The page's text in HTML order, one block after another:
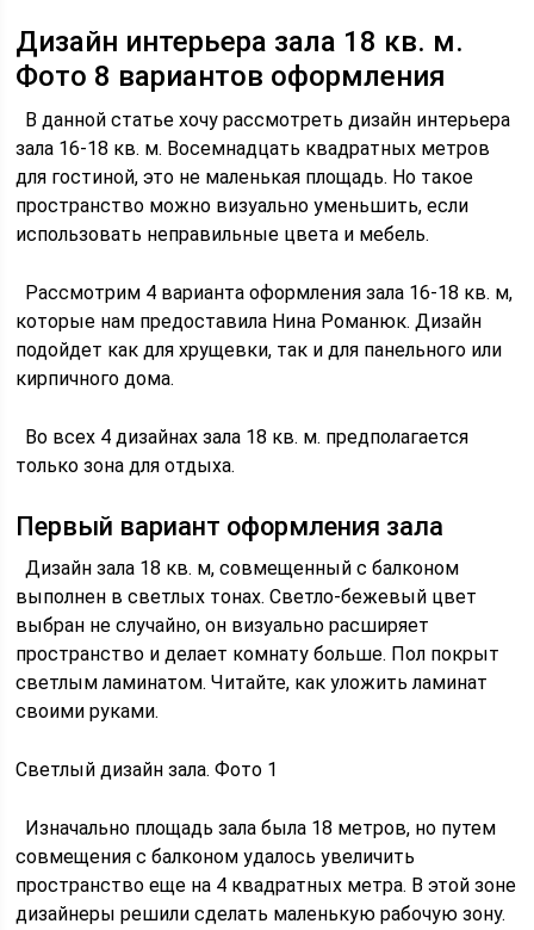
Дизайн интерьера зала 18 кв. м.
Фото 8 вариантов оформления
В данной статье хочу рассмотреть дизайн интерьера
зала 16-18 кв. м. Восемнадцать квадратных метров
для гостиной, это не маленькая площадь. Но такое
пространство можно визуально уменьшить, если
использовать неправильные цвета и мебель.
Рассмотрим 4 варианта оформления зала 16-18 кв. м,
которые нам предоставила Нина Романюк. Дизайн
подойдет как для хрущевки, так и для панельного или
кирпичного дома.
Во всех 4 дизайнах зала 18 кв. м. предполагается
только зона для отдыха.
Первый вариант оформления зала
Дизайн зала 18 кв. м, совмещенный с балконом
выполнен в светлых тонах. Светло-бежевый цвет
выбран не случайно, он визуально расширяет
пространство и делает комнату больше. Пол покрыт
светлым ламинатом. Читайте, как уложить ламинат
своими руками.
Светлый дизайн зала. Фото 1
Изначально площадь зала была 18 метров, но путем
совмещения с балконом удалось увеличить
пространство еще на 4 квадратных метра. В этой зоне
дизайнеры решили сделать маленькую рабочую зону.